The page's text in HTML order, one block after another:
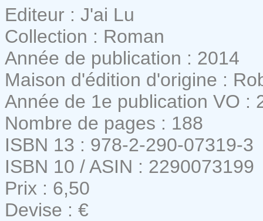
Editeur : J'ai Lu
Collection : Roman
Année de publication : 2014
Maison d'édition d'origine :
Année de 1e publication VO :
Nombre de pages : 188
ISBN 13 : 978-2-290-07319-3
ISBN 10 / ASIN : 2290073199
Prix : 6,50
Devise : €